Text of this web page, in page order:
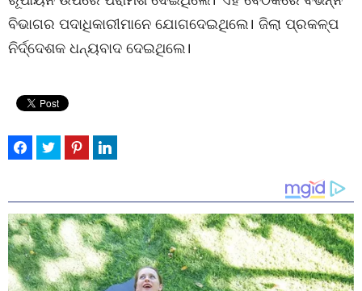
ବିଭାଗର ପଦାଧିକାରୀମାନେ ଯୋଗଦେଇଥିଲେ। ଜିଲା ପ୍ରକଳ୍ପ
ନିର୍ଦ୍ଦେଶକ ଧନ୍ୟବାଦ ଦେଇଥିଲେ।